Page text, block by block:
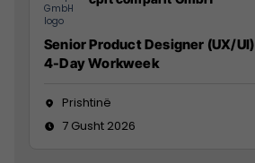
Senior Product Designer (UX/UI)
4-Day Workweek
Prishtinë
7 Gusht 2026